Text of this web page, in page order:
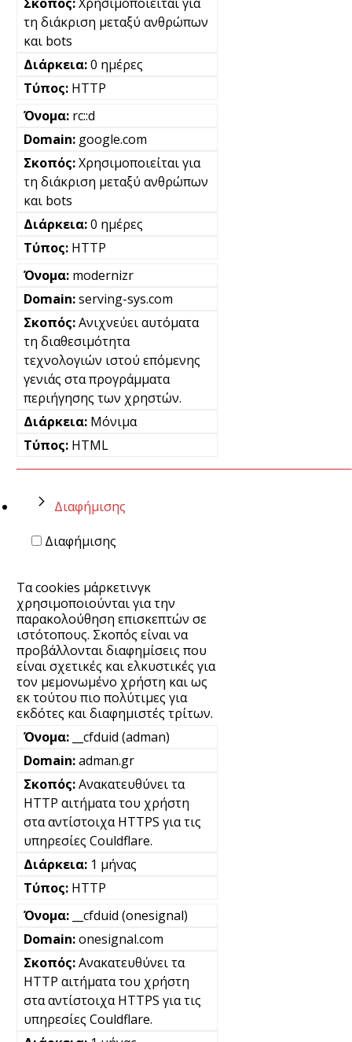
τη διάκριση μεταξύ ανθρώπων
και bots
0 ημέρες
HTTP
rc::d
google.com
Χρησιμοποιείται για
τη διάκριση μεταξύ ανθρώπων
και bots
0 ημέρες
HTTP
modernizr
serving-sys.com
Ανιχνεύει αυτόματα
τη διαθεσιμότητα
τεχνολογιών ιστού επόμενης
γενιάς στα προγράμματα
περιήγησης των χρηστών.
Μόνιμα
HTML
Διαφήμισης
Διαφήμισης
Τα cookies μάρκετινγκ
χρησιμοποιούνται για την
παρακολούθηση επισκεπτών σε
ιστότοπους. Σκοπός είναι να
προβάλλονται διαφημίσεις που
είναι σχετικές και ελκυστικές για
τον μεμονωμένο χρήστη και ως
εκ τούτου πιο πολύτιμες για
εκδότες και διαφημιστές τρίτων.
__cfduid (adman)
adman.gr
Ανακατευθύνει τα
HTTP αιτήματα του χρήστη
στα αντίστοιχα HTTPS για τις
υπηρεσίες Couldflare.
1 μήνας
HTTP
__cfduid (onesignal)
onesignal.com
Ανακατευθύνει τα
HTTP αιτήματα του χρήστη
στα αντίστοιχα HTTPS για τις
υπηρεσίες Couldflare.